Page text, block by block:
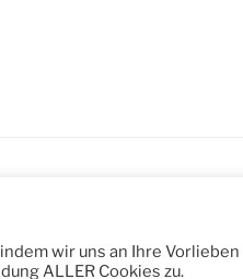
wir uns an Ihre Vorlieben
ALLER Cookies zu.